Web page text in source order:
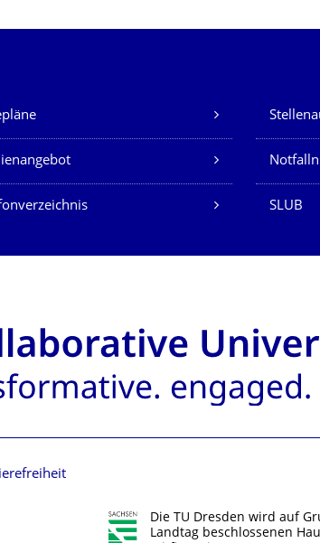
Dienste
SLUB
Die TU Dresden wird auf
Landtag beschlossenen